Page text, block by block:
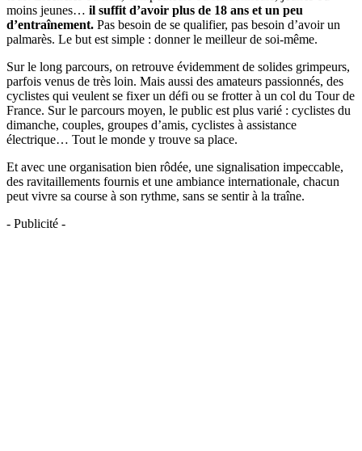
moins jeunes… il suffit d’avoir plus de 18 ans et un peu
d’entraînement. Pas besoin de se qualifier, pas besoin d’avoir un
palmarès. Le but est simple : donner le meilleur de soi-même.
Sur le long parcours, on retrouve évidemment de solides grimpeurs,
parfois venus de très loin. Mais aussi des amateurs passionnés, des
cyclistes qui veulent se fixer un défi ou se frotter à un col du Tour de
France. Sur le parcours moyen, le public est plus varié : cyclistes du
dimanche, couples, groupes d’amis, cyclistes à assistance
électrique… Tout le monde y trouve sa place.
Et avec une organisation bien rôdée, une signalisation impeccable,
des ravitaillements fournis et une ambiance internationale, chacun
peut vivre sa course à son rythme, sans se sentir à la traîne.
- Publicité -